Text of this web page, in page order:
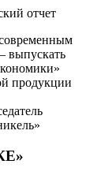
отчет
выпускать
продукции